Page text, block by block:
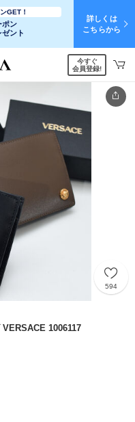
GET！
ポン
ゼント
詳しくは
こちらから
今すぐ
会員登録!
594
1006117